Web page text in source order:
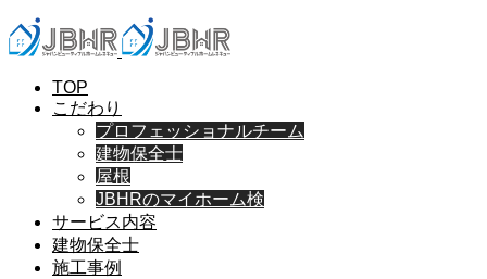
TOP
こだわり
プロフェッショナルチーム
建物保全士
屋根
JBHRのマイホーム検
サービス内容
建物保全士
施工事例